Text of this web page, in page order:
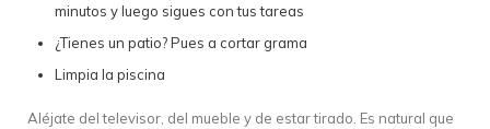
minutos y luego sigues con tus tareas
¿Tienes un patio? Pues a cortar grama
Limpia la piscina
Aléjate del televisor, del mueble y de estar tirado. Es natural que